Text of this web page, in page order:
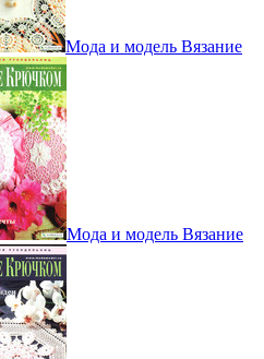
Мода и модель Вязание
Мода и модель Вязание